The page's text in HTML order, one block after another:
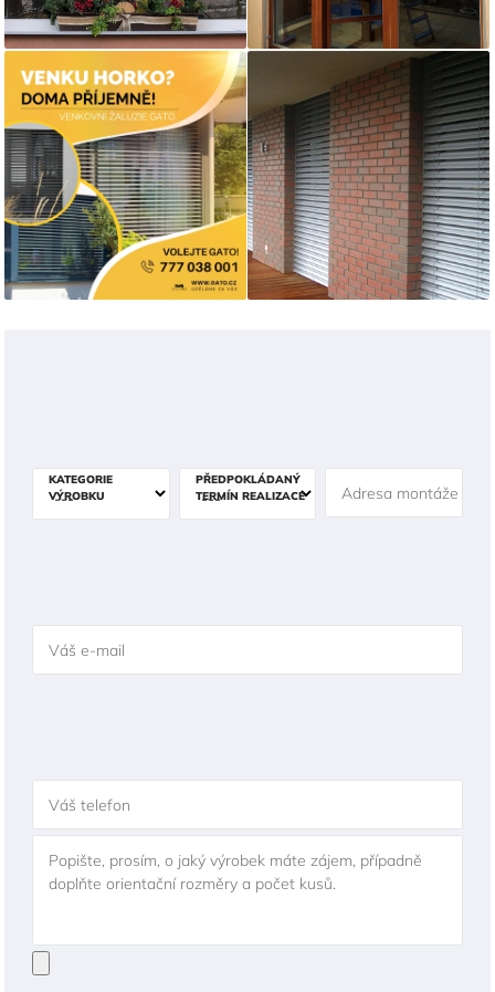
KATEGORIE
VÝROBKU
PŘEDPOKLÁDANÝ
TERMÍN REALIZACE
Adresa montáže
Váš e-mail
Váš telefon
Popište, prosím, o jaký výrobek máte zájem, případně
doplňte orientační rozměry a počet kusů.